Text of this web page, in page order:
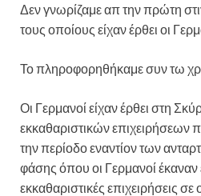
Δεν γνωρίζαμε απ την πρώτη
τους οποίους είχαν έρθει οι
Το πληροφορηθήκαμε συν τω
Οι Γερμανοί είχαν έρθει στη
εκκαθαριστικών επιχειρήσεων
την περίοδο εναντίον των
φάσης όπου οι Γερμανοί έκαναν
εκκαθαριστικές επιχειρήσεις